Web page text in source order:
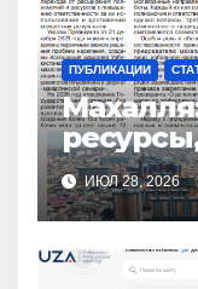
ПУБЛИКАЦИИ
ИЮЛ 28, 2026